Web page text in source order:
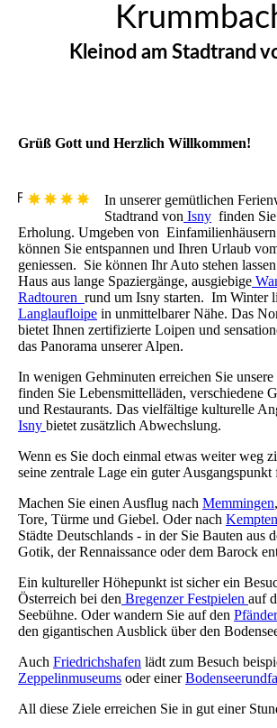
Kleinod am Stadtrand
Grüß Gott und Herzlich Willkommen!
In unserer gemütlichen
Stadtrand von Isny finden
Erholung. Umgeben von Einfamilienhäusern
können Sie entspannen und Ihren Urlaub
geniessen. Sie können Ihr Auto stehen
Haus aus lange Spaziergänge, ausgiebige
Radtouren rund um Isny starten. Im Winter
Langlaufloipe in unmittelbarer Nähe. Das
bietet Ihnen zertifizierte Loipen und
das Panorama unserer Alpen.
In wenigen Gehminuten erreichen Sie
finden Sie Lebensmittelläden, verschiedene
und Restaurants. Das vielfältige kulturelle
Isny bietet zusätzlich Abwechslung.
Wenn es Sie doch einmal etwas weiter weg
seine zentrale Lage ein guter Ausgangspunkt
Machen Sie einen Ausflug nach Memmingen
Tore, Türme und Giebel. Oder nach Kempten
Städte Deutschlands - in der Sie Bauten aus
Gotik, der Rennaissance oder dem Barock
Ein kultureller Höhepunkt ist sicher ein
Österreich bei den Bregenzer Festpielen auf
Seebühne. Oder wandern Sie auf den Pfänder
den gigantischen Ausblick über den
Auch Friedrichshafen lädt zum Besuch
Zeppelinmuseums oder einer
All diese Ziele erreichen Sie in gut einer